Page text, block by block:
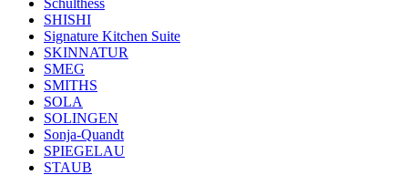
SHISHI
Signature Kitchen Suite
SKINNATUR
SMEG
SMITHS
SOLA
SOLINGEN
Sonja-Quandt
SPIEGELAU
STAUB